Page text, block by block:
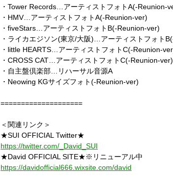
・Tower Records…アーティストフォトA(-Reunion-
・HMV…アーティストフォトA(-Reunion-ver)
・fiveStars…アーティストフォトB(-Reunion-ver)
・ライカエジソン(東京/大阪)…アーティストフォト
・little HEARTS…アーティストフォトC(-Reunion-
・CROSS CAT…アーティストフォトC(-Reunion-ver)
・自主盤倶楽部…リハーサル音源A
・Neowing KGサイズフォト(-Reunion-ver)
====================
＜関連リンク＞
★SUI OFFICIAL Twitter★
https://twitter.com/_David_SUI
★David OFFICIAL SITE★※リニューアル中
https://davidofficial666.wixsite.com/david